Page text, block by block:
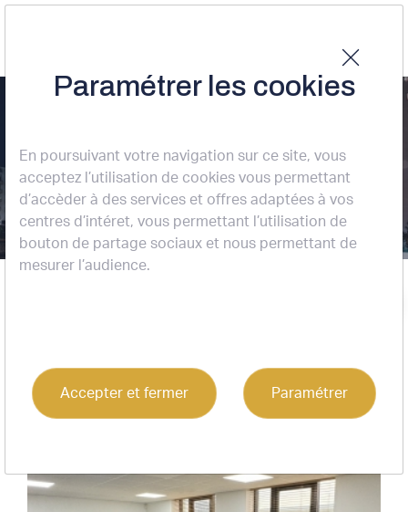
Paramétrer les cookies
En poursuivant votre navigation sur ce site, vous
acceptez l’utilisation de cookies vous permettant
d’accèder à des services et offres adaptées à vos
centres d’intéret, vous permettant l’utilisation de
bouton de partage sociaux et nous permettant de
mesurer l’audience.
Accepter et fermer Paramétrer
BORDEAUX
(33800) :
bureaux à louer
12 résultats